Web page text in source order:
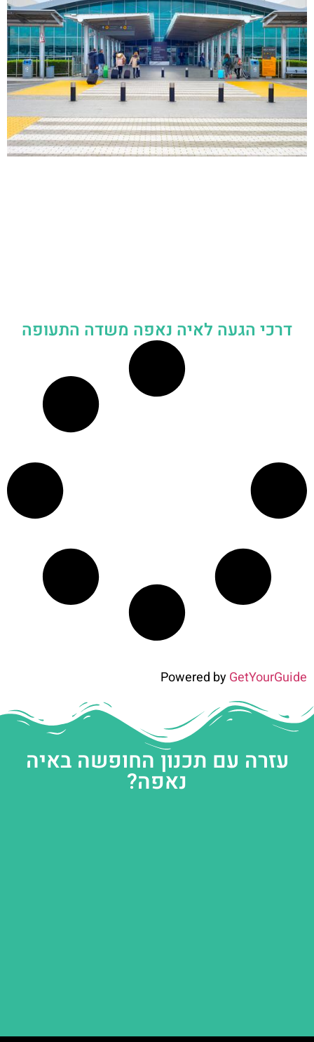
דרכי הגעה לאיה נאפה משדה התעופה
Powered byGetYourGuide
עזרה עם תכנון החופשה באיה
נאפה?